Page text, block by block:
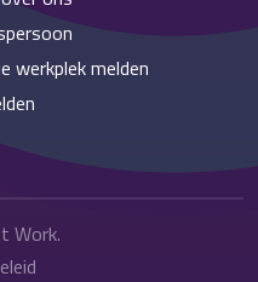
werkplek melden
Work.